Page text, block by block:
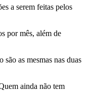
a serem feitas pelos
por mês, além de
as mesmas nas duas
ainda não tem